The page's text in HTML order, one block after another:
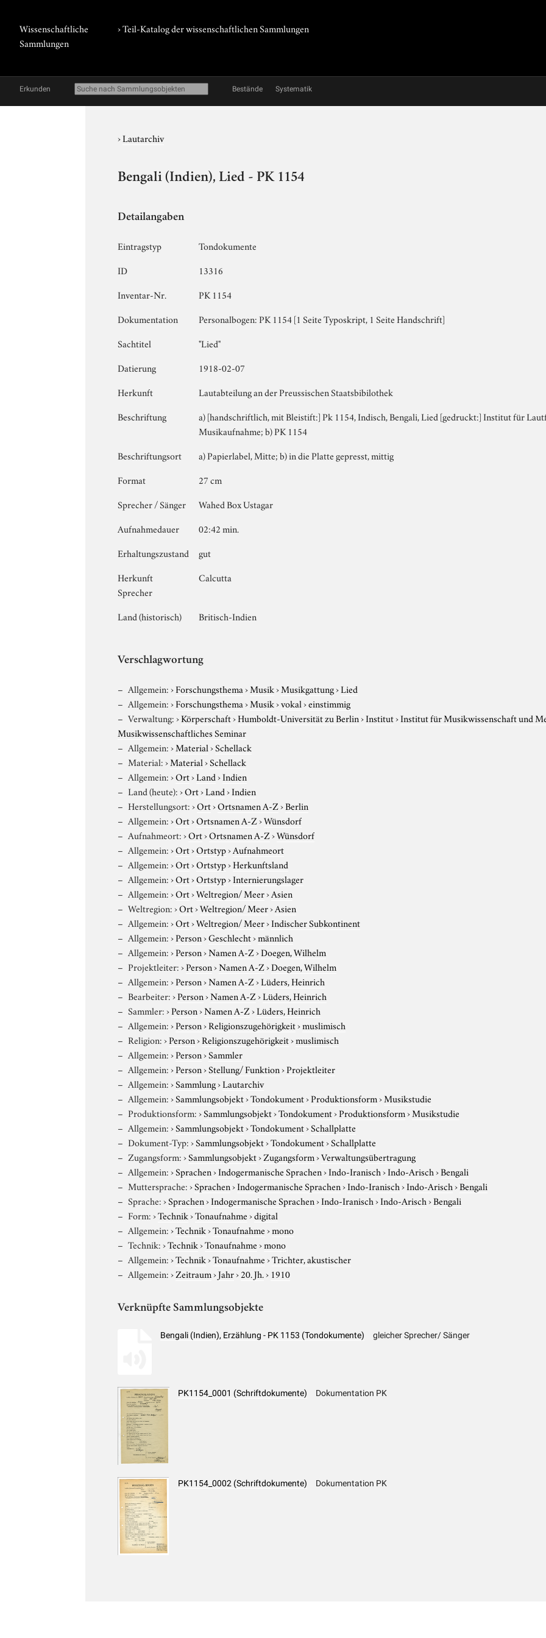
Wissenschaftliche
Sammlungen
› Teil-Katalog der wissenschaftlichen Sammlungen
Erkunden Bestände Systematik
›Lautarchiv
Bengali (Indien), Lied - PK 1154
Detailangaben
Eintragstyp
Tondokumente
ID
13316
Inventar-Nr.
PK 1154
Dokumentation
Personalbogen: PK 1154 [1 Seite Typoskript, 1 Seite Handschrift]
Sachtitel
"Lied"
Datierung
1918-02-07
Herkunft
Lautabteilung an der Preussischen Staatsbibilothek
Beschriftung
a) [handschriftlich, mit Bleistift:] Pk 1154, Indisch, Bengali, Lied [gedruckt:] Institut für
Musikaufnahme; b) PK 1154
Beschriftungsort
a) Papierlabel, Mitte; b) in die Platte gepresst, mittig
Format
27 cm
Sprecher / Sänger
Wahed Box Ustagar
Aufnahmedauer
02:42 min.
Erhaltungszustand
gut
Herkunft
Sprecher
Calcutta
Land (historisch) Britisch-Indien
Verschlagwortung
Allgemein:›Forschungsthema›Musik›Musikgattung›Lied
Allgemein:›Forschungsthema›Musik›vokal›einstimmig
Verwaltung:›Körperschaft›Humboldt-Universität zu Berlin›Institut›Institut für Musikwissenschaft und
Musikwissenschaftliches Seminar
Allgemein:›Material›Schellack
Material:›Material›Schellack
Allgemein:›Ort›Land›Indien
Land (heute):›Ort›Land›Indien
Herstellungsort:›Ort›Ortsnamen A-Z›Berlin
Allgemein:›Ort›Ortsnamen A-Z›Wünsdorf
Aufnahmeort:›Ort›Ortsnamen A-Z›Wünsdorf
Allgemein:›Ort›Ortstyp›Aufnahmeort
Allgemein:›Ort›Ortstyp›Herkunftsland
Allgemein:›Ort›Ortstyp›Internierungslager
Allgemein:›Ort›Weltregion/ Meer›Asien
Weltregion:›Ort›Weltregion/ Meer›Asien
Allgemein:›Ort›Weltregion/ Meer›Indischer Subkontinent
Allgemein:›Person›Geschlecht›männlich
Allgemein:›Person›Namen A-Z›Doegen, Wilhelm
Projektleiter:›Person›Namen A-Z›Doegen, Wilhelm
Allgemein:›Person›Namen A-Z›Lüders, Heinrich
Bearbeiter:›Person›Namen A-Z›Lüders, Heinrich
Sammler:›Person›Namen A-Z›Lüders, Heinrich
Allgemein:›Person›Religionszugehörigkeit›muslimisch
Religion:›Person›Religionszugehörigkeit›muslimisch
Allgemein:›Person›Sammler
Allgemein:›Person›Stellung/ Funktion›Projektleiter
Allgemein:›Sammlung›Lautarchiv
Allgemein:›Sammlungsobjekt›Tondokument›Produktionsform›Musikstudie
Produktionsform:›Sammlungsobjekt›Tondokument›Produktionsform›Musikstudie
Allgemein:›Sammlungsobjekt›Tondokument›Schallplatte
Dokument-Typ:›Sammlungsobjekt›Tondokument›Schallplatte
Zugangsform:›Sammlungsobjekt›Zugangsform›Verwaltungsübertragung
Allgemein:›Sprachen›Indogermanische Sprachen›Indo-Iranisch›Indo-Arisch›Bengali
Muttersprache:›Sprachen›Indogermanische Sprachen›Indo-Iranisch›Indo-Arisch›Bengali
Sprache:›Sprachen›Indogermanische Sprachen›Indo-Iranisch›Indo-Arisch›Bengali
Form:›Technik›Tonaufnahme›digital
Allgemein:›Technik›Tonaufnahme›mono
Technik:›Technik›Tonaufnahme›mono
Allgemein:›Technik›Tonaufnahme›Trichter, akustischer
Allgemein:›Zeitraum›Jahr›20. Jh.› 1910
Verknüpfte Sammlungsobjekte
Bengali (Indien), Erzählung - PK 1153 (Tondokumente) gleicher Sprecher/ Sänger
PK1154_0001 (Schriftdokumente) Dokumentation PK
PK1154_0002 (Schriftdokumente) Dokumentation PK